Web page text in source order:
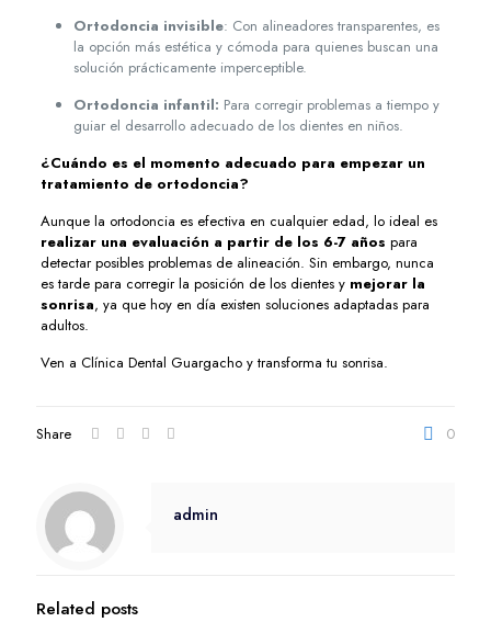
Ortodoncia invisible: Con alineadores transparentes, es
la opción más estética y cómoda para quienes buscan una
solución prácticamente imperceptible.
Ortodoncia infantil: Para corregir problemas a tiempo y
guiar el desarrollo adecuado de los dientes en niños.
¿Cuándo es el momento adecuado para empezar un
tratamiento de ortodoncia?
Aunque la ortodoncia es efectiva en cualquier edad, lo ideal es
realizar una evaluación a partir de los 6-7 años para
detectar posibles problemas de alineación. Sin embargo, nunca
es tarde para corregir la posición de los dientes y mejorar la
sonrisa, ya que hoy en día existen soluciones adaptadas para
adultos.
Ven a Clínica Dental Guargacho y transforma tu sonrisa.
Share 0
admin
Related posts